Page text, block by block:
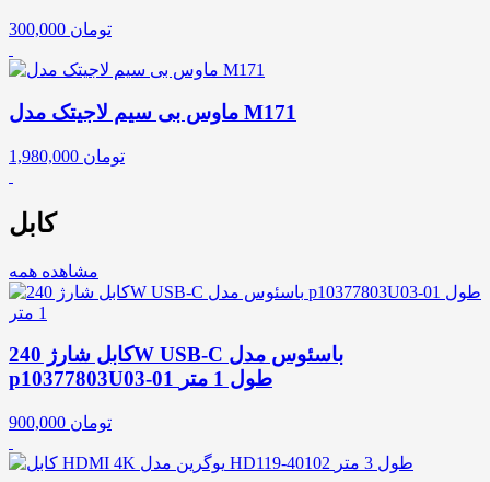
300,000 تومان
ماوس بی سیم لاجیتک مدل M171
1,980,000 تومان
کابل
مشاهده همه
کابل شارژ 240W USB-C باسئوس مدل
p10377803U03-01 طول 1 متر
900,000 تومان